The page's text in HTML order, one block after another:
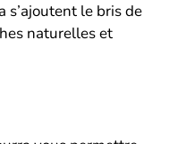
s’ajoutent le bris de
naturelles et